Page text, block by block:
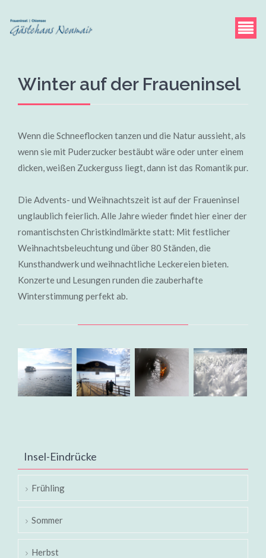
Winter auf der Fraueninsel
Wenn die Schneeflocken tanzen und die Natur aussieht, als
wenn sie mit Puderzucker bestäubt wäre oder unter einem
dicken, weißen Zuckerguss liegt, dann ist das Romantik pur.
Die Advents- und Weihnachtszeit ist auf der Fraueninsel
unglaublich feierlich. Alle Jahre wieder findet hier einer der
romantischsten Christkindlmärkte statt: Mit festlicher
Weihnachtsbeleuchtung und über 80 Ständen, die
Kunsthandwerk und weihnachtliche Leckereien bieten.
Konzerte und Lesungen runden die zauberhafte
Winterstimmung perfekt ab.
Insel-Eindrücke
Frühling
Sommer
Herbst